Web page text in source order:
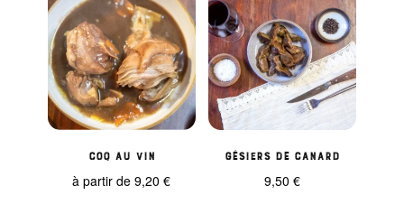
Coq au vin
à partir de9,20€
Gésiers de canard
9,50€